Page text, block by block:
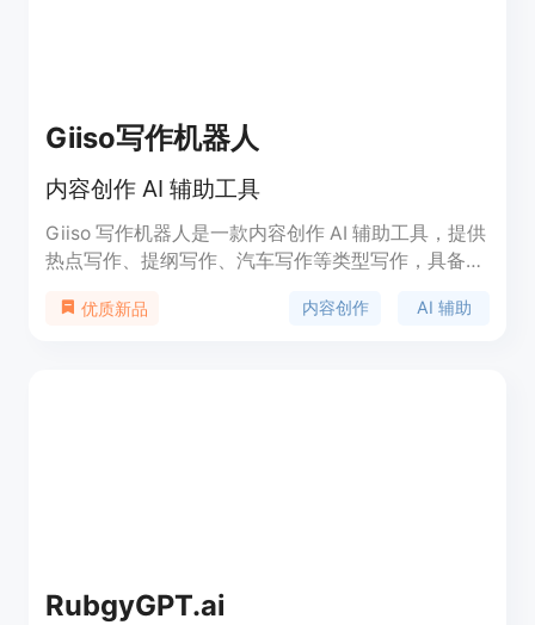
Giiso写作机器人
内容创作 AI 辅助工具
Giiso 写作机器人是一款内容创作 AI 辅助工具，提供
热点写作、提纲写作、汽车写作等类型写作，具备智
纠错等功能。Giiso 写作机器人是自媒体、新媒体写
优质新品 内容创作 AI 辅助
RubgyGPT.ai